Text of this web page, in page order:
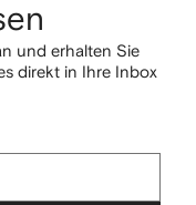
und erhalten Sie
direkt in Ihre Inbox